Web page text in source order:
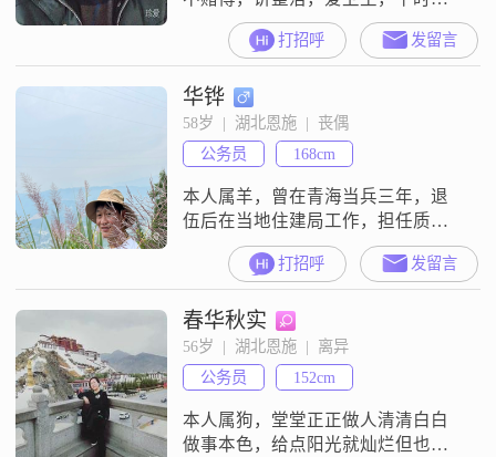
喜欢做做家务##3002##同时我也希
望找一个有稳定收入，.爱整洁，爱
卫生，温柔体贴，感情不要太复
杂，有生活品质的40岁一50岁女士
度过余生##3002##
打招呼 发留言
华铧
58岁  |  湖北恩施  |  丧偶
公务员
168cm
本人属羊，曾在青海当兵三年，退
伍后在当地住建局工作，担任质安
监督。性格比较随和，爱好运动，
旅游，一女儿在外地工作已成家，
希望遇到一个对方的优点正是我喜
欢的，而我的优点正是你欣赏的
她，(属牛狗除外)，共度余生！
打招呼 发留言
春华秋实
56岁  |  湖北恩施  |  离异
公务员
152cm
本人属狗，堂堂正正做人清清白白
做事本色，给点阳光就灿烂但也不